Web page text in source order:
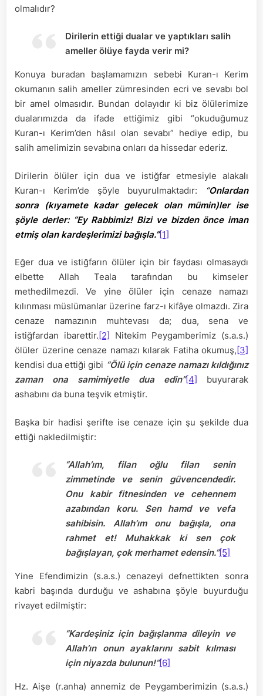
olmalıdır?
Dirilerin ettiği dualar ve yaptıkları salih
ameller ölüye fayda verir mi?
Konuya buradan başlamamızın sebebi Kuran-ı Kerim
okumanın salih ameller zümresinden ecri ve sevabı bol
bir amel olmasıdır. Bundan dolayıdır ki biz ölülerimize
dualarımızda da ifade ettiğimiz gibi “okuduğumuz
Kuran-ı Kerim’den hâsıl olan sevabı” hediye edip, bu
salih amelimizin sevabına onları da hissedar ederiz.
Dirilerin ölüler için dua ve istiğfar etmesiyle alakalı
Kuran-ı Kerim’de şöyle buyurulmaktadır:
“Onlardan
sonra (kıyamete kadar gelecek olan mümin)ler ise
şöyle derler: “Ey Rabbimiz! Bizi ve bizden önce iman
etmiş olan kardeşlerimizi bağışla.”[1]
Eğer dua ve istiğfarın ölüler için bir faydası olmasaydı
elbette Allah Teala tarafından bu kimseler
methedilmezdi. Ve yine ölüler için cenaze namazı
kılınması müslümanlar üzerine farz-ı kifâye olmazdı. Zira
cenaze namazının muhtevası da; dua, sena ve
istiğfardan ibarettir.[2] Nitekim Peygamberimiz (s.a.s.)
ölüler üzerine cenaze namazı kılarak Fatiha okumuş,[3]
kendisi dua ettiği gibi “Ölü için cenaze namazı kıldığınız
zaman ona samimiyetle dua edin”[4] buyurarak
ashabını da buna teşvik etmiştir.
Başka bir hadisi şerifte ise cenaze için şu şekilde dua
ettiği nakledilmiştir:
“Allah’ım, filan oğlu filan senin
zimmetinde ve senin güvencendedir.
Onu kabir fitnesinden ve cehennem
azabından koru. Sen hamd ve vefa
sahibisin. Allah’ım onu bağışla, ona
rahmet et! Muhakkak ki sen çok
bağışlayan, çok merhamet edensin.”[5]
Yine Efendimizin (s.a.s.) cenazeyi defnettikten sonra
kabri başında durduğu ve ashabına şöyle buyurduğu
rivayet edilmiştir:
“Kardeşiniz için bağışlanma dileyin ve
Allah’ın onun ayaklarını sabit kılması
için niyazda bulunun!”[6]
Hz. Aişe (r.anha) annemiz de Peygamberimizin (s.a.s.)